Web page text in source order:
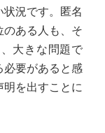
況です。匿名
のある人も、そ
大きな問題で
必要があると感
明を出すことに